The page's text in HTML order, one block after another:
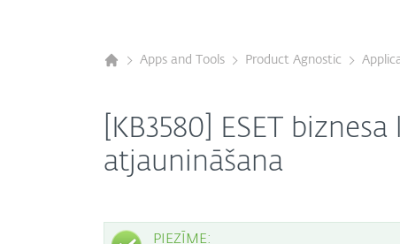
Apps and Tools Product Agnostic
[KB3580] ESET
atjaunināšana
PIEZĪME: